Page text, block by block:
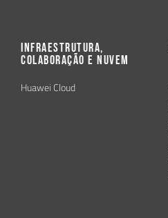
Infraestrutura,
Colaboração e Nuvem
Huawei Cloud